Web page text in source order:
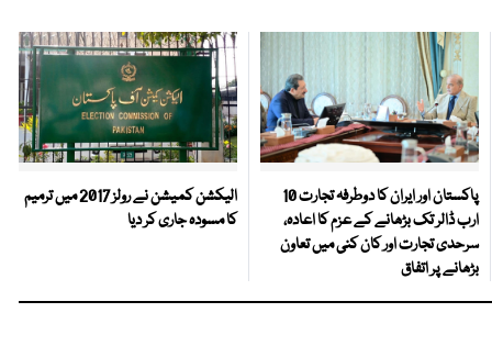
پاکستان اور ایران کا دوطرفہ تجارت 10
ارب ڈالر تک بڑھانے کے عزم کا اعادہ،
سرحدی تجارت اور کان کنی میں تعاون
بڑھانے پر اتفاق
الیکشن کمیشن نے رولز 2017 میں ترمیم
کا مسودہ جاری کر دیا